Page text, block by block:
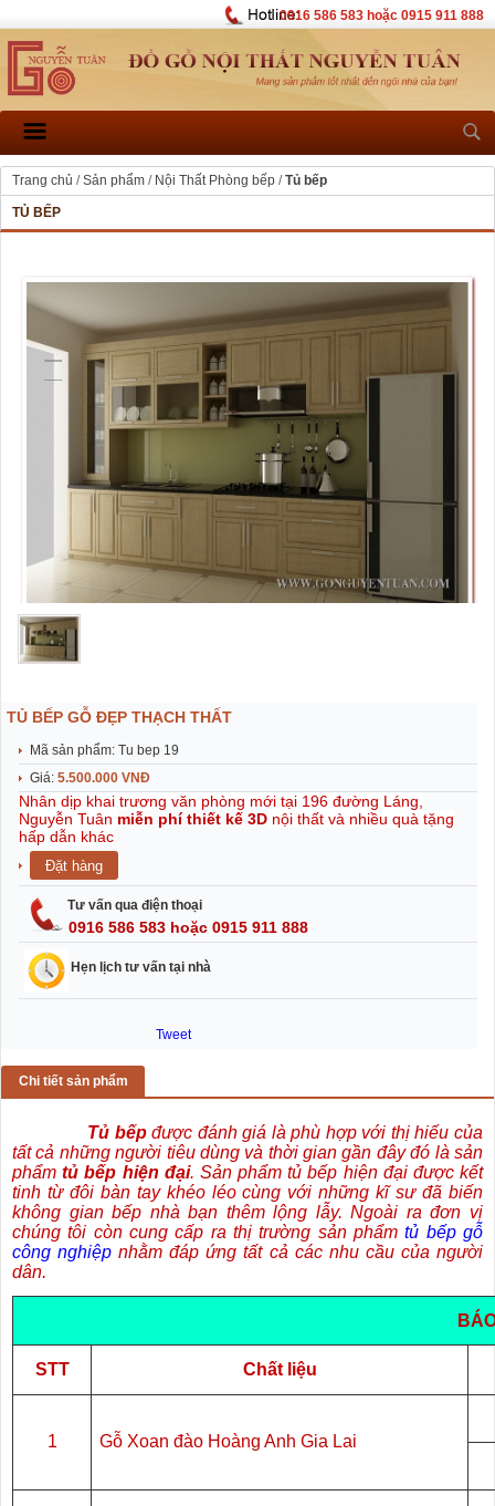
0916 586 583 hoặc 0915 911 888
Trang chủ /Sản phẩm / Nội Thất Phòng bếp /Tủ bếp
TỦ BẾP
TỦ BẾP GỖ ĐẸP THẠCH THẤT
Mã sản phẩm: Tu bep 19
Giá: 5.500.000 VNĐ
Nhân dịp khai trương văn phòng mới tại 196 đường Láng,
Nguyễn Tuân miễn phí thiết kế 3D nội thất và nhiều quà tặng
hấp dẫn khác
Tư vấn qua điện thoại
0916 586 583 hoặc 0915 911 888
Hẹn lịch tư vấn tại nhà
Tweet
Chi tiết sản phẩm
Tủ bếpđược đánh giá là phù hợp với thị hiếu của
tất cả những người tiêu dùng và thời gian gần đây đó là sản
phẩmtủ bếp hiện đại. Sản phẩm tủ bếp hiện đại được kết
tinh từ đôi bàn tay khéo léo cùng với những kĩ sư đã biến
không gian bếp nhà bạn thêm lộng lẫy. Ngoài ra đơn vị
chúng tôi còn cung cấp ra thị trường sản phẩmtủ bếp gỗ
công nghiệp nhằm đáp ứng tất cả các nhu cầu của người
dân.
STT Chất liệu
1 Gỗ Xoan đào Hoàng Anh Gia Lai